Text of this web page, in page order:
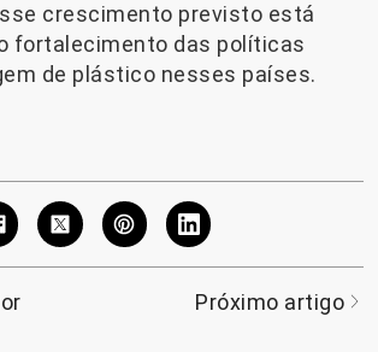
crescimento previsto está
fortalecimento das políticas
de plástico nesses países.
Próximo artigo